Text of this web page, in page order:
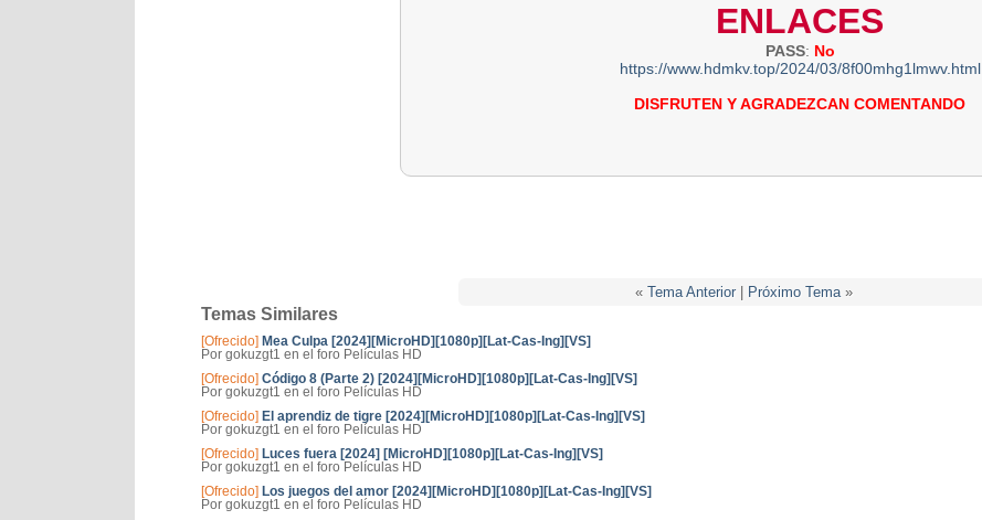
ENLACES
PASS: No
https://www.hdmkv.top/2024/03/8f00mhg1lmwv.html
DISFRUTEN Y AGRADEZCAN COMENTANDO
« Tema Anterior| Próximo Tema »
Temas Similares
[Ofrecido] Mea Culpa [2024][MicroHD][1080p][Lat-Cas-Ing][VS]
Por gokuzgt1 en el foro Películas HD
[Ofrecido] Código 8 (Parte 2) [2024][MicroHD][1080p][Lat-Cas-Ing][VS]
Por gokuzgt1 en el foro Películas HD
[Ofrecido] El aprendiz de tigre [2024][MicroHD][1080p][Lat-Cas-Ing][VS]
Por gokuzgt1 en el foro Películas HD
[Ofrecido] Luces fuera [2024] [MicroHD][1080p][Lat-Cas-Ing][VS]
Por gokuzgt1 en el foro Películas HD
[Ofrecido] Los juegos del amor [2024][MicroHD][1080p][Lat-Cas-Ing][VS]
Por gokuzgt1 en el foro Películas HD